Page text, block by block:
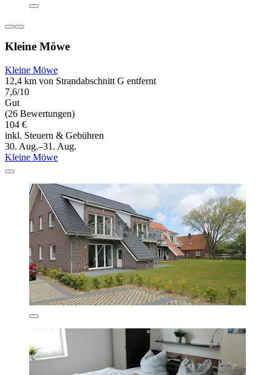
Kleine Möwe
Kleine Möwe
12,4 km von Strandabschnitt G entfernt
7,6/10
Gut
(26 Bewertungen)
104 €
inkl. Steuern & Gebühren
30. Aug.–31. Aug.
Kleine Möwe